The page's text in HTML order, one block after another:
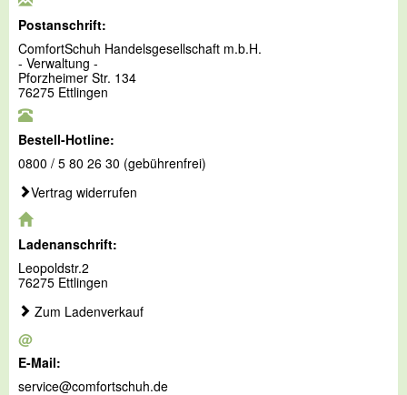
Postanschrift:
ComfortSchuh Handelsgesellschaft m.b.H.
- Verwaltung -
Pforzheimer Str. 134
76275 Ettlingen
Bestell-Hotline:
0800 / 5 80 26 30 (gebührenfrei)
Vertrag widerrufen
Ladenanschrift:
Leopoldstr.2
76275 Ettlingen
Zum Ladenverkauf
@
E-Mail:
service@comfortschuh.de